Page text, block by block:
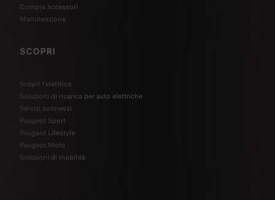
Compra accessori
Manutenzione
SCOPRI
Scopri l’elettrico
Soluzioni di ricarica per auto elettriche
Servizi connessi
Peugeot Sport
Peugeot Lifestyle
Peugeot Moto
Soluzioni di mobilità